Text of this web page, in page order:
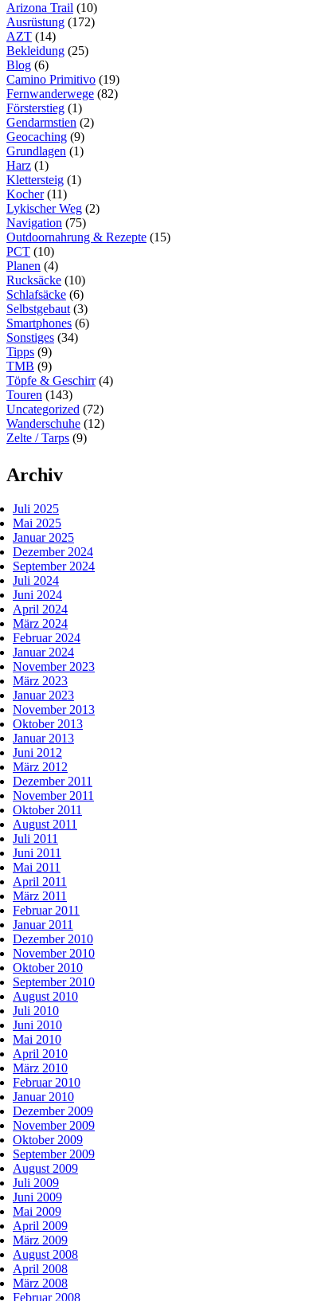
DER
TÜRKEI
Arizona Trail (10)
Ausrüstung (172)
AZT (14)
Bekleidung (25)
Blog (6)
Camino Primitivo (19)
Fernwanderwege (82)
Försterstieg (1)
Gendarmstien (2)
Geocaching (9)
Grundlagen (1)
Harz (1)
Klettersteig (1)
Kocher(11)
Lykischer Weg (2)
Navigation (75)
Outdoornahrung & Rezepte (15)
PCT (10)
Planen (4)
Rucksäcke (10)
Schlafsäcke (6)
Selbstgebaut (3)
Smartphones (6)
Sonstiges (34)
Tipps (9)
TMB (9)
Töpfe & Geschirr(4)
Touren (143)
Uncategorized (72)
Wanderschuhe (12)
Zelte / Tarps (9)
Archiv
Juli 2025
Mai 2025
Januar 2025
Dezember 2024
September 2024
Juli 2024
Juni 2024
April 2024
März 2024
Februar 2024
Januar 2024
November 2023
März 2023
Januar 2023
November 2013
Oktober 2013
Januar 2013
Juni 2012
März 2012
Dezember 2011
November 2011
Oktober 2011
August 2011
Juli 2011
Juni 2011
Mai 2011
April 2011
März 2011
Februar 2011
Januar 2011
Dezember 2010
November 2010
Oktober 2010
September 2010
August 2010
Juli 2010
Juni 2010
Mai 2010
April 2010
März 2010
Februar 2010
Januar 2010
Dezember 2009
November 2009
Oktober 2009
September 2009
August 2009
Juli 2009
Juni 2009
Mai 2009
April 2009
März 2009
August 2008
April 2008
März 2008
Februar 2008